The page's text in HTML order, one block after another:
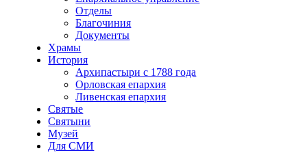
Отделы
Благочиния
Документы
Храмы
История
Архипастыри с 1788 года
Орловская епархия
Ливенская епархия
Святые
Святыни
Музей
Для СМИ